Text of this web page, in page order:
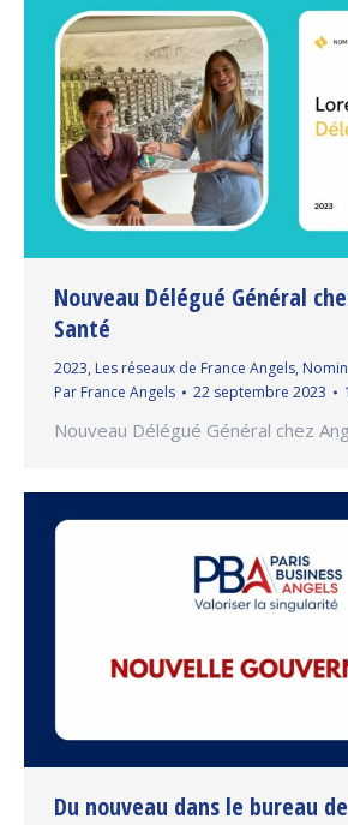
Nouveau Délégué Général
Santé
2023, Les réseaux de France Angels,
Par France Angels 22 septembre 2023
Nouveau Délégué Général chez
Du nouveau dans le bureau